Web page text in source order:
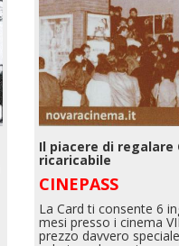
Il piacere di regalare
ricaricabile
CINEPASS
La Card ti consente 6
mesi presso i cinema
prezzo davvero